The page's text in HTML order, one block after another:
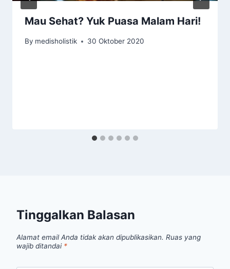
Mau Sehat? Yuk Puasa Malam Hari!
By medisholistik 30 Oktober 2020
Tinggalkan Balasan
Alamat email Anda tidak akan dipublikasikan. Ruas yang
wajib ditandai *